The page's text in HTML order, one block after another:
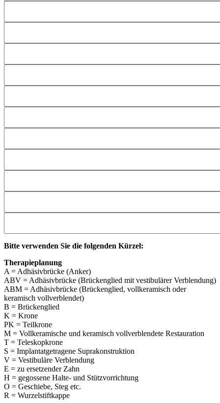
Bitte verwenden Sie die folgenden Kürzel:
Therapieplanung
A = Adhäsivbrücke (Anker)
ABV = Adhäsivbrücke (Brückenglied mit vestibulärer Verblendung)
ABM = Adhäsivbrücke (Brückenglied, vollkeramisch oder
keramisch vollverblendet)
B = Brückenglied
K = Krone
PK = Teilkrone
M = Vollkeramische und keramisch vollverblendete Restauration
T = Teleskopkrone
S = Implantatgetragene Suprakonstruktion
V = Vestibuläre Verblendung
E = zu ersetzender Zahn
H = gegossene Halte- und Stützvorrichtung
O = Geschiebe, Steg etc.
R = Wurzelstiftkappe